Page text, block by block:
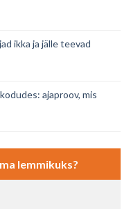
ikka ja jälle teevad
ajaproov, mis
lemmikuks?